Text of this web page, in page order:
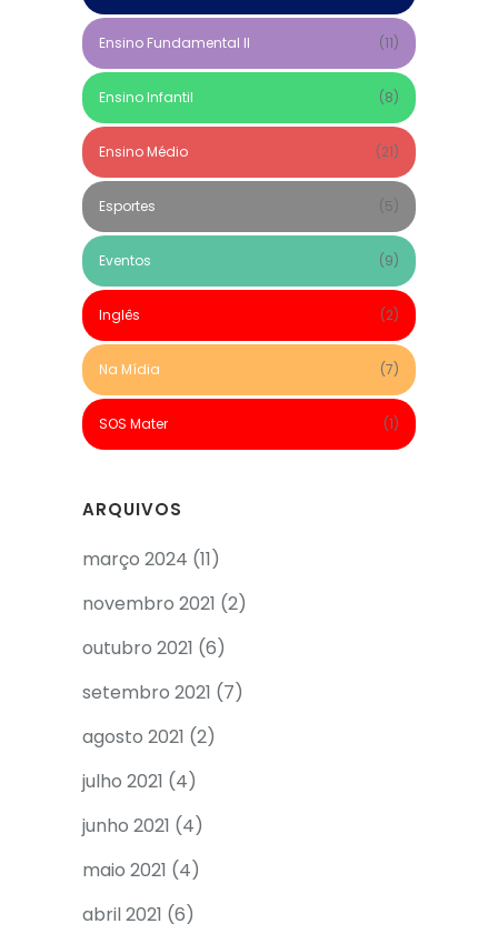
Ensino Fundamental II (11)
Ensino Infantil (8)
Ensino Médio (21)
Esportes (5)
Eventos (9)
Inglês (2)
Na Mídia (7)
SOS Mater (1)
ARQUIVOS
março 2024 (11)
novembro 2021 (2)
outubro 2021 (6)
setembro 2021 (7)
agosto 2021 (2)
julho 2021 (4)
junho 2021 (4)
maio 2021 (4)
abril 2021 (6)